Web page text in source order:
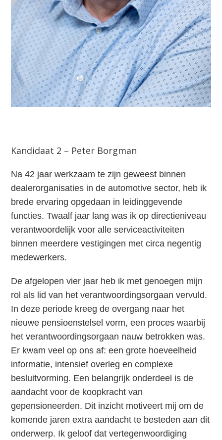
Kandidaat 2 – Peter Borgman
Na 42 jaar werkzaam te zijn geweest binnen
dealerorganisaties in de automotive sector, heb ik
brede ervaring opgedaan in leidinggevende
functies. Twaalf jaar lang was ik op directieniveau
verantwoordelijk voor alle serviceactiviteiten
binnen meerdere vestigingen met circa negentig
medewerkers.
De afgelopen vier jaar heb ik met genoegen mijn
rol als lid van het verantwoordingsorgaan vervuld.
In deze periode kreeg de overgang naar het
nieuwe pensioenstelsel vorm, een proces waarbij
het verantwoordingsorgaan nauw betrokken was.
Er kwam veel op ons af: een grote hoeveelheid
informatie, intensief overleg en complexe
besluitvorming. Een belangrijk onderdeel is de
aandacht voor de koopkracht van
gepensioneerden. Dit inzicht motiveert mij om de
komende jaren extra aandacht te besteden aan dit
onderwerp. Ik geloof dat vertegenwoordiging